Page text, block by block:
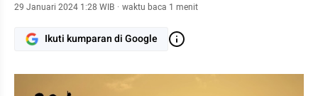
29 Januari 2024 1:28 WIB · waktu baca 1 menit
Ikuti kumparan di Google